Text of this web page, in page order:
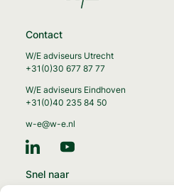
Contact
W/E adviseurs Utrecht
+31(0)30 677 87 77
W/E adviseurs Eindhoven
+31(0)40 235 84 50
w-e@w-e.nl
Snel naar